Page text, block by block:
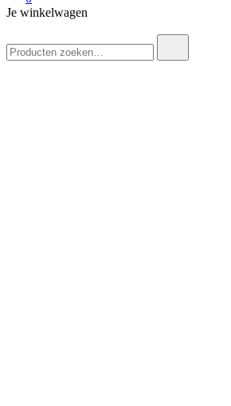
Je winkelwagen
naar: